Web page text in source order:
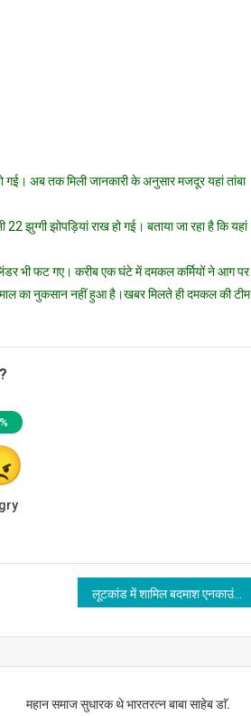
अब तक मिली जानकारी के अनुसार मजदूर यहां तांबा
झोपड़ियां राख हो गई। बताया जा रहा है कि यहां
भी फट गए। करीब एक घंटे में दमकल कर्मियों ने आग पर
का नुकसान नहीं हुआ है।खबर मिलते ही दमकल की टीम
लूटकांड में शामिल बदमाश एनकाउंटर में घायल होने के बाद गिरफ्तार
महान समाज सुधारक थे भारतरत्न बाबा साहेब डाॅ.